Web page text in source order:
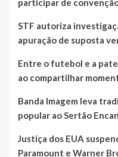
participar de
STF autoriza
apuração de suposta
Entre o futebol e a
ao compartilhar
Banda Imagem leva
popular ao Sertão
Justiça dos EUA
Paramount e Warner